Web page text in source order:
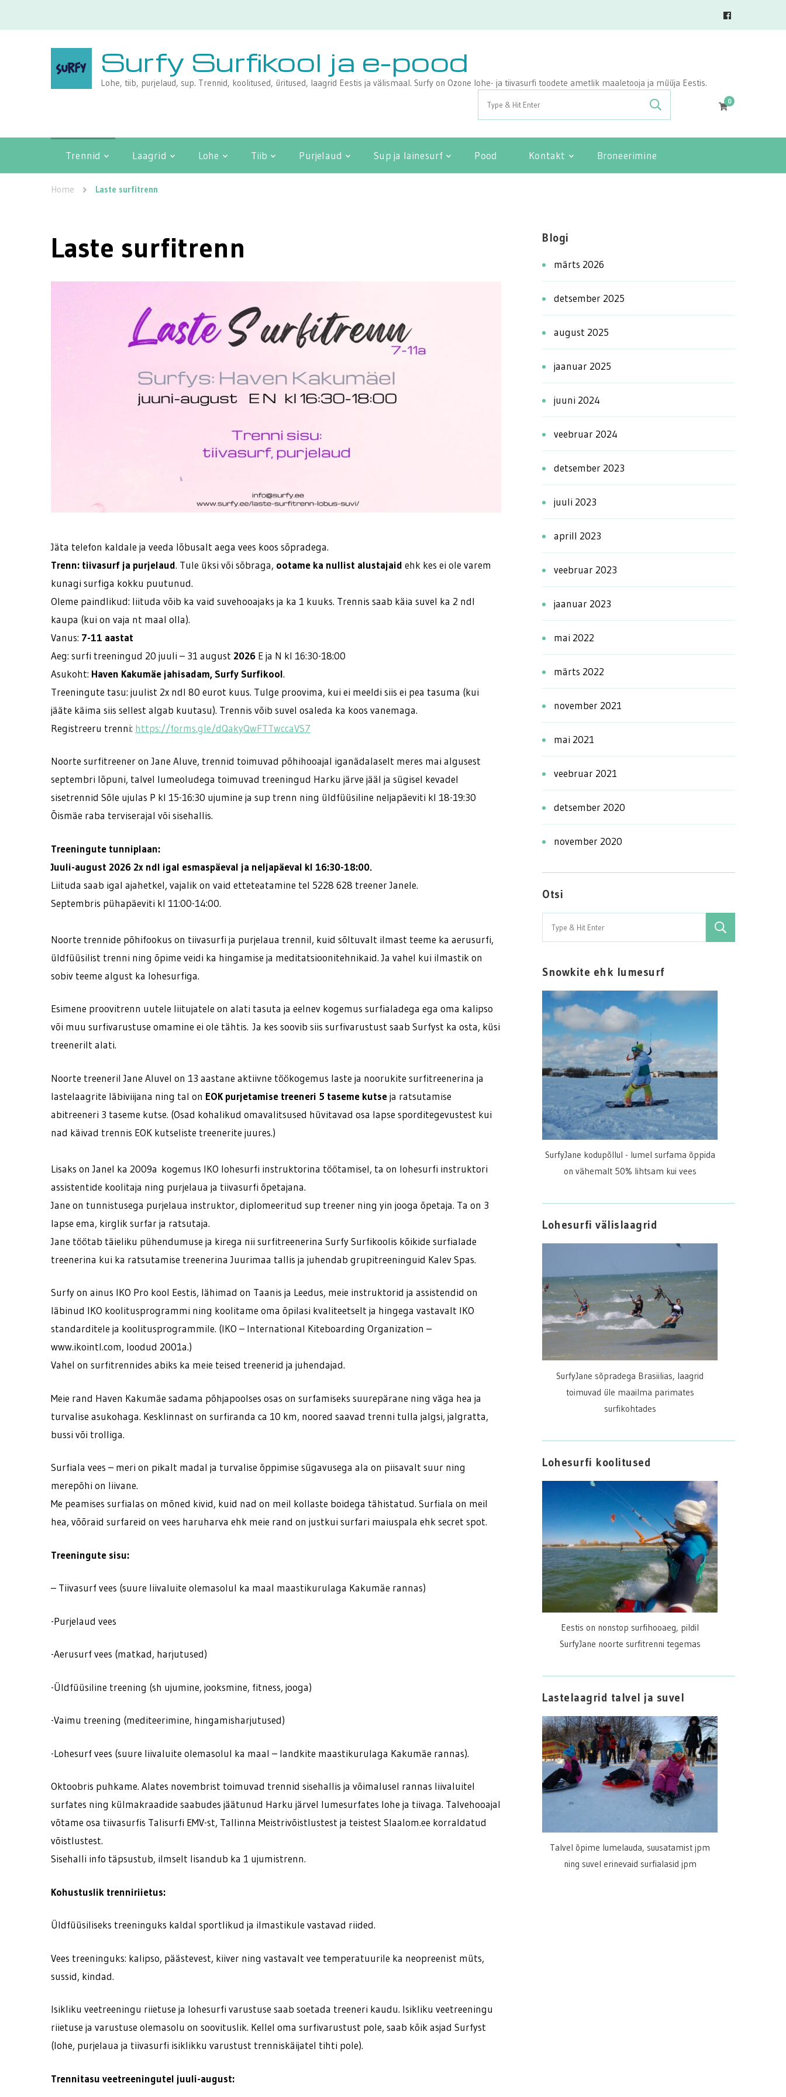
Surfy Surfikool ja e-pood
Lohe, tiib, purjelaud, sup. Trennid, koolitused, üritused, laagrid Eestis ja välismaal. Surfy on Ozone lohe- ja tiivasurfi toodete ametlik maaletooja ja müüja Eestis.
for:
0
Trennid Laagrid Lohe Tiib Purjelaud Sup ja lainesurf Pood Kontakt Broneerimine
Home Laste surfitrenn
Laste surfitrenn
Jäta telefon kaldale ja veeda lõbusalt aega vees koos sõpradega.
Trenn: tiivasurf ja purjelaud. Tule üksi või sõbraga, ootame ka nullist alustajaid ehk kes ei ole varem
kunagi surfiga kokku puutunud.
Oleme paindlikud: liituda võib ka vaid suvehooajaks ja ka 1 kuuks. Trennis saab käia suvel ka 2 ndl
kaupa (kui on vaja nt maal olla).
Vanus: 7-11 aastat
Aeg: surfi treeningud 20 juuli – 31 august 2026 E ja N kl 16:30-18:00
Asukoht: Haven Kakumäe jahisadam, Surfy Surfikool.
Treeningute tasu: juulist 2x ndl 80 eurot kuus. Tulge proovima, kui ei meeldi siis ei pea tasuma (kui
jääte käima siis sellest algab kuutasu). Trennis võib suvel osaleda ka koos vanemaga.
Registreeru trenni: https://forms.gle/dQakyQwFTTwccaVS7
Noorte surfitreener on Jane Aluve, trennid toimuvad põhihooajal iganädalaselt meres mai algusest
septembri lõpuni, talvel lumeoludega toimuvad treeningud Harku järve jääl ja sügisel kevadel
sisetrennid Sõle ujulas P kl 15-16:30 ujumine ja sup trenn ning üldfüüsiline neljapäeviti kl 18-19:30
Õismäe raba terviserajal või sisehallis.
Treeningute tunniplaan:
Juuli-august 2026 2x ndl igal esmaspäeval ja neljapäeval kl 16:30-18:00.
Liituda saab igal ajahetkel, vajalik on vaid etteteatamine tel 5228 628 treener Janele.
Septembris pühapäeviti kl 11:00-14:00.
Noorte trennide põhifookus on tiivasurfi ja purjelaua trennil, kuid sõltuvalt ilmast teeme ka aerusurfi,
üldfüüsilist trenni ning õpime veidi ka hingamise ja meditatsioonitehnikaid. Ja vahel kui ilmastik on
sobiv teeme algust ka lohesurfiga.
Esimene proovitrenn uutele liitujatele on alati tasuta ja eelnev kogemus surfialadega ega oma kalipso
või muu surfivarustuse omamine ei ole tähtis. Ja kes soovib siis surfivarustust saab Surfyst ka osta, küsi
treenerilt alati.
Noorte treeneril Jane Aluvel on 13 aastane aktiivne töökogemus laste ja noorukite surfitreenerina ja
lastelaagrite läbiviijana ning tal on EOK purjetamise treeneri 5 taseme kutseja ratsutamise
abitreeneri 3 taseme kutse. (Osad kohalikud omavalitsused hüvitavad osa lapse sporditegevustest kui
nad käivad trennis EOK kutseliste treenerite juures.)
Lisaks on Janel ka 2009a kogemus IKO lohesurfi instruktorina töötamisel, ta on lohesurfi instruktori
assistentide koolitaja ning purjelaua ja tiivasurfi õpetajana.
Jane on tunnistusega purjelaua instruktor, diplomeeritud sup treener ning yin jooga õpetaja. Ta on 3
lapse ema, kirglik surfar ja ratsutaja.
Jane töötab täieliku pühendumuse ja kirega nii surfitreenerina Surfy Surfikoolis kõikide surfialade
treenerina kui ka ratsutamise treenerina Juurimaa tallis ja juhendab grupitreeninguid Kalev Spas.
Surfy on ainus IKO Pro kool Eestis, lähimad on Taanis ja Leedus, meie instruktorid ja assistendid on
läbinud IKO koolitusprogrammi ning koolitame oma õpilasi kvaliteetselt ja hingega vastavalt IKO
standarditele ja koolitusprogrammile. (IKO – International Kiteboarding Organization –
www.ikointl.com, loodud 2001a.)
Vahel on surfitrennides abiks ka meie teised treenerid ja juhendajad.
Meie rand Haven Kakumäe sadama põhjapoolses osas on surfamiseks suurepärane ning väga hea ja
turvalise asukohaga. Kesklinnast on surfiranda ca 10 km, noored saavad trenni tulla jalgsi, jalgratta,
bussi või trolliga.
Surfiala vees – meri on pikalt madal ja turvalise õppimise sügavusega ala on piisavalt suur ning
merepõhi on liivane.
Me peamises surfialas on mõned kivid, kuid nad on meil kollaste boidega tähistatud. Surfiala on meil
hea, võõraid surfareid on vees haruharva ehk meie rand on justkui surfari maiuspala ehk secret spot.
Treeningute sisu:
– Tiivasurf vees (suure liivaluite olemasolul ka maal maastikurulaga Kakumäe rannas)
-Purjelaud vees
-Aerusurf vees (matkad, harjutused)
-Üldfüüsiline treening (sh ujumine, jooksmine, fitness, jooga)
-Vaimu treening (mediteerimine, hingamisharjutused)
-Lohesurf vees (suure liivaluite olemasolul ka maal – landkite maastikurulaga Kakumäe rannas).
Oktoobris puhkame. Alates novembrist toimuvad trennid sisehallis ja võimalusel rannas liivaluitel
surfates ning külmakraadide saabudes jäätunud Harku järvel lumesurfates lohe ja tiivaga. Talvehooajal
võtame osa tiivasurfis Talisurfi EMV-st, Tallinna Meistrivõistlustest ja teistest Slaalom.ee korraldatud
võistlustest.
Sisehalli info täpsustub, ilmselt lisandub ka 1 ujumistrenn.
Kohustuslik trenniriietus:
Üldfüüsiliseks treeninguks kaldal sportlikud ja ilmastikule vastavad riided.
Vees treeninguks: kalipso, päästevest, kiiver ning vastavalt vee temperatuurile ka neopreenist müts,
sussid, kindad.
Isikliku veetreeningu riietuse ja lohesurfi varustuse saab soetada treeneri kaudu. Isikliku veetreeningu
riietuse ja varustuse olemasolu on soovituslik. Kellel oma surfivarustust pole, saab kõik asjad Surfyst
(lohe, purjelaua ja tiivasurfi isiklikku varustust trenniskäijatel tihti pole).
Trennitasu veetreeningutel juuli-august:
Blogi
märts 2026
detsember 2025
august 2025
jaanuar 2025
juuni 2024
veebruar 2024
detsember 2023
juuli 2023
aprill 2023
veebruar 2023
jaanuar 2023
mai 2022
märts 2022
november 2021
mai 2021
veebruar 2021
detsember 2020
november 2020
Otsi
Search
for:
Snowkite ehk lumesurf
SurfyJane kodupõllul - lumel surfama õppida
on vähemalt 50% lihtsam kui vees
Lohesurfi välislaagrid
SurfyJane sõpradega Brasiilias, laagrid
toimuvad üle maailma parimates
surfikohtades
Lohesurfi koolitused
Eestis on nonstop surfihooaeg, pildil
SurfyJane noorte surfitrenni tegemas
Lastelaagrid talvel ja suvel
Talvel õpime lumelauda, suusatamist jpm
ning suvel erinevaid surfialasid jpm